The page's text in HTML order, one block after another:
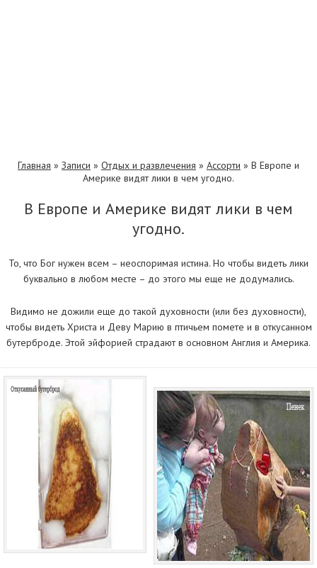
Главная » Записи » Отдых и развлечения » Ассорти » В Европе и
Америке видят лики в чем угодно.
В Европе и Америке видят лики в чем
угодно.
То, что Бог нужен всем – неоспоримая истина. Но чтобы видеть лики
буквально в любом месте – до этого мы еще не додумались.
Видимо не дожили еще до такой духовности (или без духовности),
чтобы видеть Христа и Деву Марию в птичьем помете и в откусанном
бутерброде. Этой эйфорией страдают в основном Англия и Америка.